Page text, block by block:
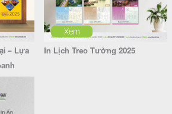
– Lựa
Xem
In Lịch Treo Tường 2025